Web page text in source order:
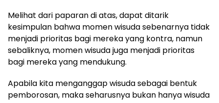
Melihat dari paparan di atas, dapat ditarik
kesimpulan bahwa momen wisuda sebenarnya tidak
menjadi prioritas bagi mereka yang kontra, namun
sebaliknya, momen wisuda juga menjadi prioritas
bagi mereka yang mendukung.
Apabila kita menganggap wisuda sebagai bentuk
pemborosan, maka seharusnya bukan hanya wisuda